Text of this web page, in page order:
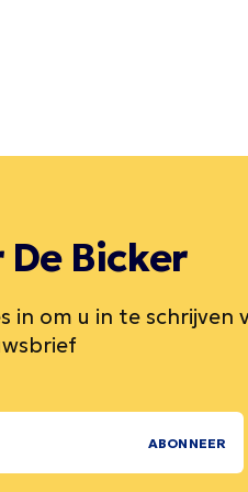
Bicker
in om u in te schrijven
ABONNEER